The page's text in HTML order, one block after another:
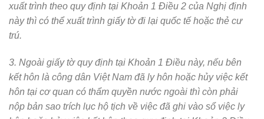
xuất trình theo quy định tại Khoản 1 Điều 2 của Nghị định
này thì có thể xuất trình giấy tờ đi lại quốc tế hoặc thẻ cư
trú.
3. Ngoài giấy tờ quy định tại Khoản 1 Điều này, nếu bên
kết hôn là công dân Việt Nam đã ly hôn hoặc hủy việc kết
hôn tại cơ quan có thẩm quyền nước ngoài thì còn phải
nộp bản sao trích lục hộ tịch về việc đã ghi vào sổ việc ly